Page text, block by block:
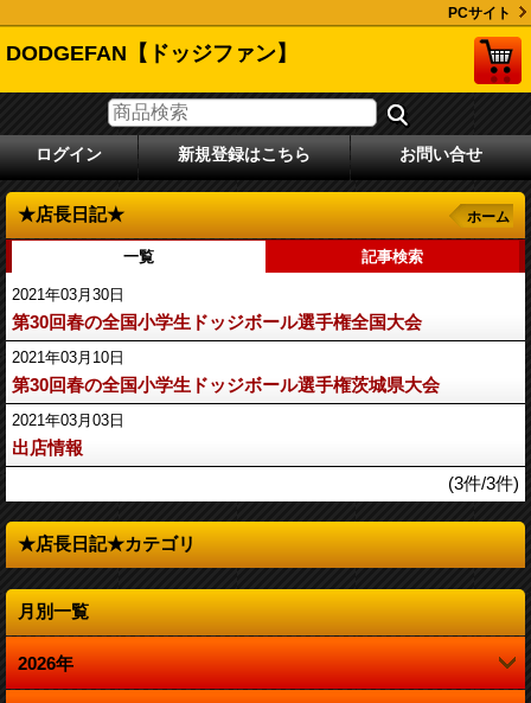
PCサイト
DODGEFAN【ドッジファン】
ログイン 新規登録はこちら お問い合せ
★店長日記★ ホーム
一覧 記事検索
2021年03月30日
第30回春の全国小学生ドッジボール選手権全国大会
2021年03月10日
第30回春の全国小学生ドッジボール選手権茨城県大会
2021年03月03日
出店情報
(3件/3件)
★店長日記★カテゴリ
月別一覧
2026年